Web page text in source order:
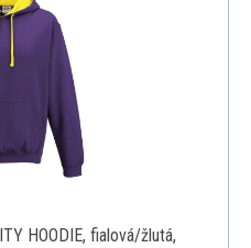
HOODIE, fialová/žlutá,